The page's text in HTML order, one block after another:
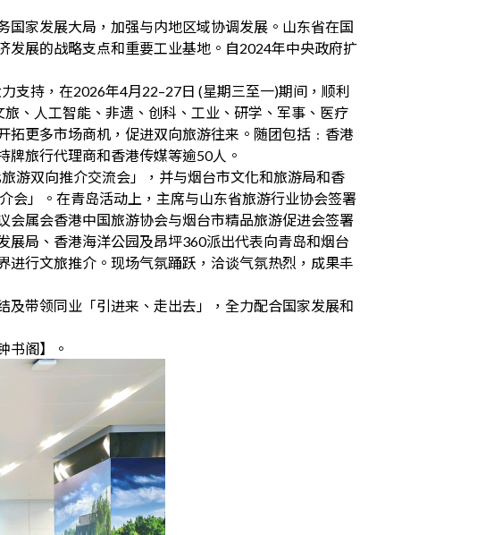
家发展大局，加强与内地区域协调发展。山东省在国
发展的战略支点和重要工业基地。自2024年中央政府扩
支持，在2026年4月22–27日 (星期三至一)期间，顺利
、人工智能、非遗、创科、工业、研学、军事、医疗
更多市场商机，促进双向旅游往来。随团包括﹕香港
旅行代理商和香港传媒等逾50人。
游双向推介交流会」，并与烟台市文化和旅游局和香
会」。在青岛活动上，主席与山东省旅游行业协会签署
会属会香港中国旅游协会与烟台市精品旅游促进会签署
展局、香港海洋公园及昂坪360派出代表向青岛和烟台
行文旅推介。现场气氛踊跃，洽谈气氛热烈，成果丰
带领同业「引进来、走出去」，全力配合国家发展和
书阁】。